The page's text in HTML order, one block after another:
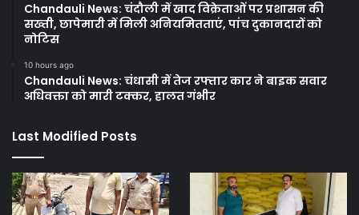
Chandauli News: चंदौली में खाद विक्रेताओं पर प्रशासन की
सख्ती, छापेमारी में मिली अनियमितताएं, पांच दुकानदारों को
नोटिस
10 hours ago
Chandauli News: चंधासी में तेज रफ्तार कार ने बाइक सवार
अधिवक्ता को मारी टक्कर, हालत गंभीर
Last Modified Posts